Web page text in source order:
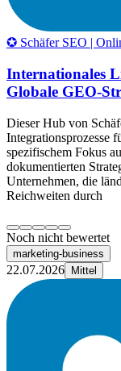
✪ Schäfer SEO |
Internationales
Globale GEO-
Dieser Hub von
Integrationsprozesse
spezifischem Fokus
dokumentierten
Unternehmen, die
Reichweiten durch
Noch nicht bewertet
marketing-business
22.07.2026 Mittel